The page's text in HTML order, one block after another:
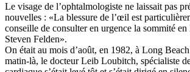
Le visage de l’ophtalmologiste ne laissait pas
nouvelles : «La blessure de l’œil est
conseille de consulter en urgence la sommité
Steven Felden».
On était au mois d’août, en 1982, à Long
matin-là, le docteur Leib Loubitch, spécialiste